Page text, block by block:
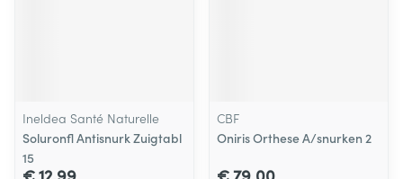
Ineldea Santé Naturelle
Soluronfl Antisnurk Zuigtabl
15
CBF
Oniris Orthese A/snurken 2